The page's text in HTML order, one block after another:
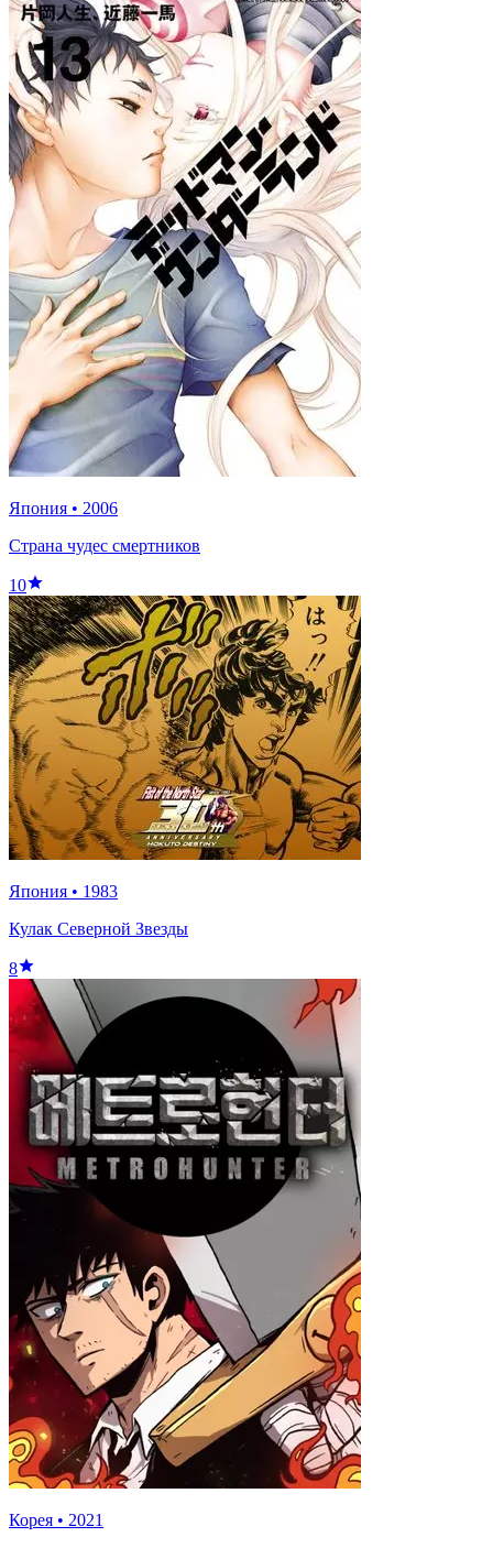
Япония • 2006
Страна чудес смертников
10
Япония • 1983
Кулак Северной Звезды
8
Корея • 2021